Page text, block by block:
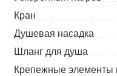
Кран
Душевая насадка
Шланг для душа
Крепежные элементы